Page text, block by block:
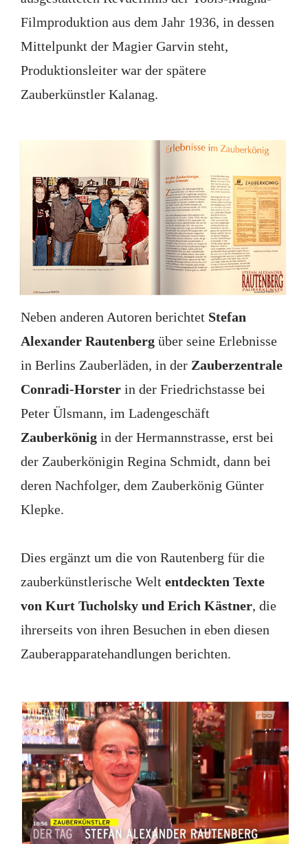
Filmproduktion aus dem Jahr 1936, in dessen
Mittelpunkt der Magier Garvin steht,
Produktionsleiter war der spätere
Zauberkünstler Kalanag.
Neben anderen Autoren berichtet Stefan
Alexander Rautenberg über seine Erlebnisse
in Berlins Zauberläden, in der Zauberzentrale
Conradi-Horster in der Friedrichstasse bei
Peter Ülsmann, im Ladengeschäft
Zauberkönig in der Hermannstrasse, erst bei
der Zauberkönigin Regina Schmidt, dann bei
deren Nachfolger, dem Zauberkönig Günter
Klepke.
Dies ergänzt um die von Rautenberg für die
zauberkünstlerische Welt entdeckten Texte
von Kurt Tucholsky und Erich Kästner, die
ihrerseits von ihren Besuchen in eben diesen
Zauberapparatehandlungen berichten.